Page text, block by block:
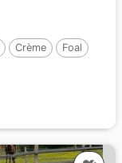
Crème
Foal